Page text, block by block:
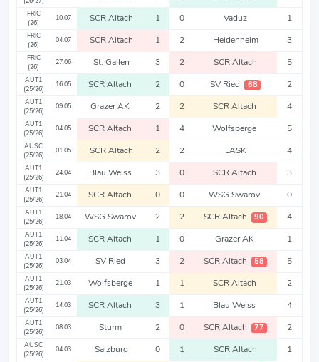
FRIC
(26)
10.07 SCR Altach 1 0 Vaduz 1
FRIC
(26)
04.07 SCR Altach 1 2 Heidenheim 3
FRIC
(26)
27.06 St. Gallen 3 2 SCR Altach 5
AUT1
(25/26)
16.05 SCR Altach 2 0 SV Ried 68 2
AUT1
(25/26)
09.05 Grazer AK 2 2 SCR Altach 4
AUT1
(25/26)
04.05 SCR Altach 1 4 Wolfsberge 5
AUSC
(25/26)
01.05 SCR Altach 2 2 LASK 4
AUT1
(25/26)
24.04 Blau Weiss 3 0 SCR Altach 3
AUT1
(25/26)
21.04 SCR Altach 0 0 WSG Swarov 0
AUT1
(25/26)
18.04 WSG Swarov 2 2 SCR Altach 90 4
AUT1
(25/26)
11.04 SCR Altach 1 0 Grazer AK 1
AUT1
(25/26)
03.04 SV Ried 3 2 SCR Altach 58 5
AUT1
(25/26)
21.03 Wolfsberge 1 1 SCR Altach 2
AUT1
(25/26)
14.03 SCR Altach 3 1 Blau Weiss 4
AUT1
(25/26)
08.03 Sturm 2 0 SCR Altach 77 2
AUSC
(25/26)
04.03 Salzburg 0 1 SCR Altach 1